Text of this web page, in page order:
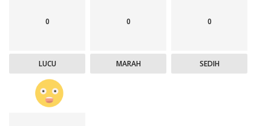
0
LUCU
0
MARAH
0
SEDIH